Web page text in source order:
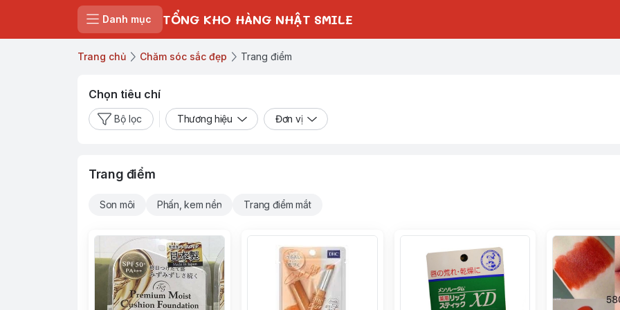
Danh mục TỔNG KHO HÀNG NHẬT SMILE
Trang chủ Chăm sóc sắc đẹp Trang điểm
Chọn tiêu chí
Bộ lọc Thương hiệu Đơn vị
Trang điểm
Son môi Phấn, kem nền Trang điểm mắt